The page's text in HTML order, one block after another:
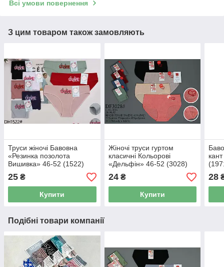
Всі умови повернення
З цим товаром також замовляють
Труси жіночі Бавовна
«Резинка позолота
Вишивка» 46-52 (1522)
25 ₴
Купити
Жіночі труси гуртом
класичні Кольорові
«Дельфін» 46-52 (3028)
24₴
Купити
28
Подібні товари компанії